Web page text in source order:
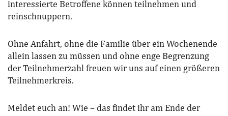
interessierte Betroffene können teilnehmen und
reinschnuppern.
Ohne Anfahrt, ohne die Familie über ein Wochenende
allein lassen zu müssen und ohne enge Begrenzung
der Teilnehmerzahl freuen wir uns auf einen größeren
Teilnehmerkreis.
Meldet euch an! Wie – das findet ihr am Ende der